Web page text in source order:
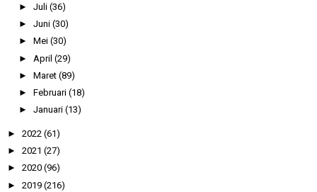
► Juli (36)
► Juni (30)
► Mei (30)
► April (29)
► Maret (89)
► Februari (18)
► Januari (13)
► 2022 (61)
► 2021 (27)
► 2020 (96)
► 2019 (216)